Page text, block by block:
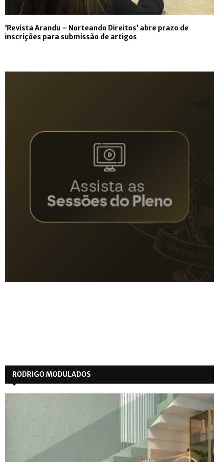
‘Revista Arandu – Norteando Direitos’ abre prazo de
inscrições para submissão de artigos
RODRIGO MODULADOS